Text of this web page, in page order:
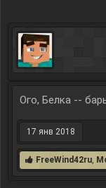
Ого, Белка --
17 янв 2018
FreeWind42ru,